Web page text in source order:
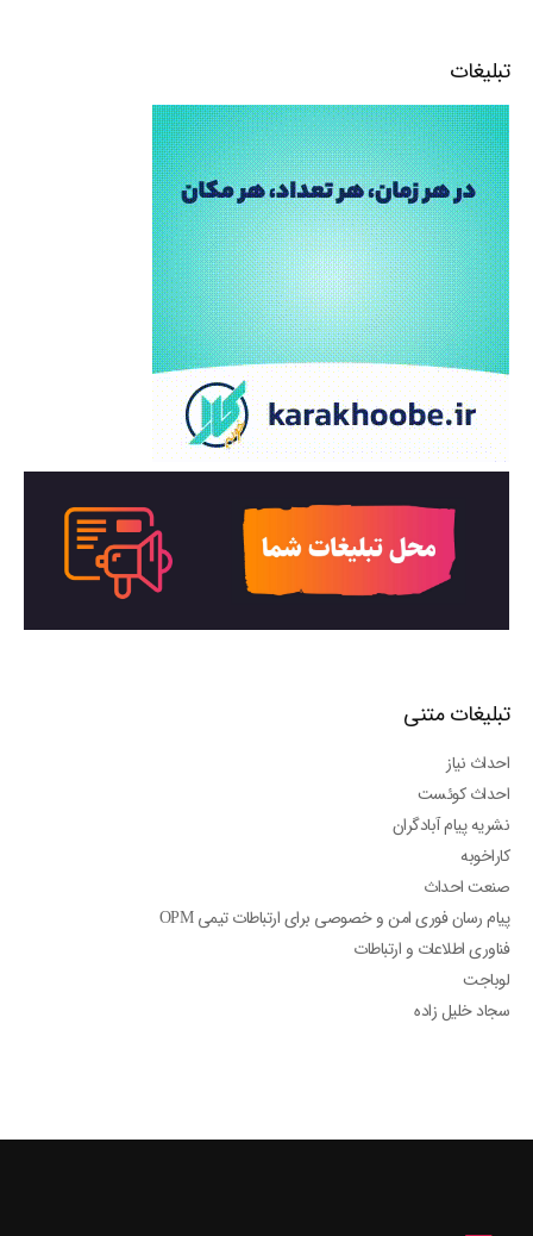
تبلیغات
تبلیغات متنی
احداث نیاز
احداث کوئست
نشریه پیام آبادگران
کاراخوبه
صنعت احداث
پیام رسان فوری امن و خصوصی برای ارتباطات تیمی OPM
فناوری اطلاعات و ارتباطات
لوباجت
سجاد خلیل زاده